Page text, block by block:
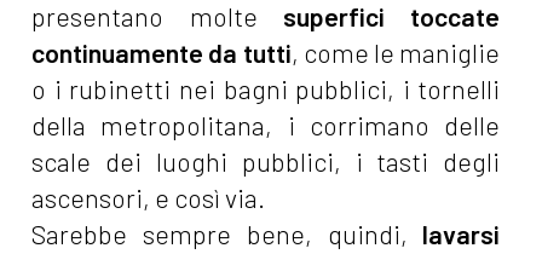
presentano molte superfici toccate
continuamente da tutti, come le maniglie
o i rubinetti nei bagni pubblici, i tornelli
della metropolitana, i corrimano delle
scale dei luoghi pubblici, i tasti degli
ascensori, e così via.
Sarebbe sempre bene, quindi, lavarsi